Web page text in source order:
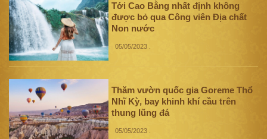
Tới Cao Bằng nhất định không
được bỏ qua Công viên Địa chất
Non nước
05/05/2023
Thăm vườn quốc gia Goreme Thổ
Nhĩ Kỳ, bay khinh khí cầu trên
thung lũng đá
05/05/2023